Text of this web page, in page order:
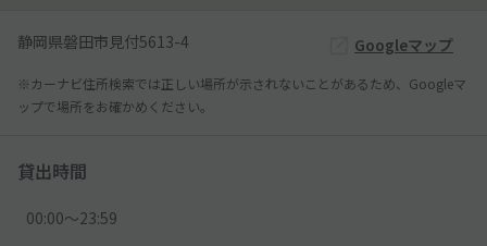
静岡県磐田市見付5613-4 Googleマップ
※カーナビ住所検索では正しい場所が示されないことがあるため、Googleマ
ップで場所をお確かめください。
貸出時間
00:00〜23:59